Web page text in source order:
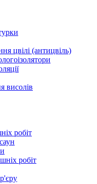
цвілі (антицвіль)
висолів
робіт
робіт